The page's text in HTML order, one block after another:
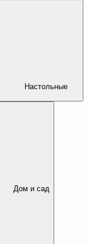
Настольные
Дом и сад